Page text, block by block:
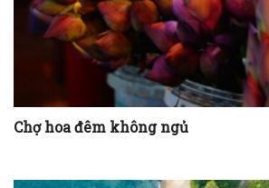
Chợ hoa đêm không ngủ